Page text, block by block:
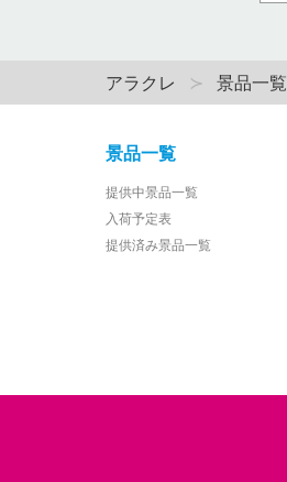
アラクレ 景品一覧
景品一覧
提供中景品一覧
入荷予定表
提供済み景品一覧